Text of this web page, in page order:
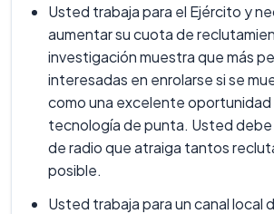
Usted trabaja para el Ejército y
aumentar su cuota de
investigación muestra que más
interesadas en enrolarse si se
como una excelente oportunidad
tecnología de punta. Usted debe
de radio que atraiga tantos
posible.
Usted trabaja para un canal local